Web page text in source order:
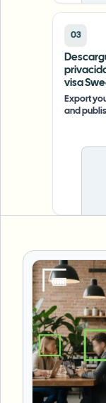
03
visa
Export
and